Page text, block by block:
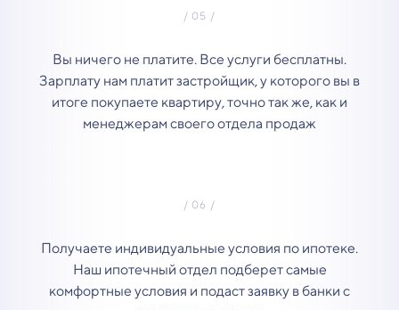
Вы ничего не платите. Все услуги бесплатны.
Зарплату нам платит застройщик, у которого вы в
итоге покупаете квартиру, точно так же, как и
менеджерам своего отдела продаж
Получаете индивидуальные условия по ипотеке.
Наш ипотечный отдел подберет самые
комфортные условия и подаст заявку в банки с